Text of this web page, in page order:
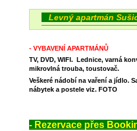
Levný apartmán
- VYBAVENÍ APARTMÁNŮ
TV, DVD, WIFI. Lednice, varná
mikrovlná trouba, toustovač.
Veškeré nádobí na vaření a jídlo.
nábytek a postele viz. FOTO
- Rezervace přes